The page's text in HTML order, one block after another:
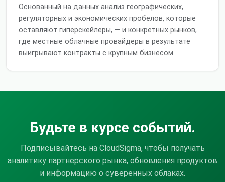
Основанный на данных анализ географических,
регуляторных и экономических пробелов, которые
оставляют гиперскейлеры, — и конкретных рынков,
где местные облачные провайдеры в результате
выигрывают контракты с крупным бизнесом.
Будьте в курсе событий.
Подписывайтесь на CloudSigma, чтобы получать
аналитику партнерского рынка, обновления продуктов
и информацию о суверенных облаках.